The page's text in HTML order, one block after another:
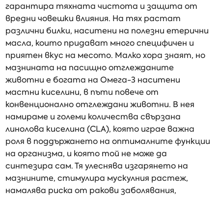
гарантира тяхната чистота и защита от
вредни човешки влияния. На тях растат
различни билки, наситени на полезни етерични
масла, които придават много специфичен и
приятен вкус на месото. Малко хора знаят, но
мазнината на пасищно отглежданите
животни е богата на Омега-3 наситени
мастни киселини, в пъти повече от
конвенционално отглеждани животни. В нея
намираме и големи количества свързана
линолова киселина (CLA), която играе важна
роля в поддържането на оптималните функции
на организма, и която той не може да
синтезира сам. Тя улеснява изгарянето на
мазнините, стимулира мускулния растеж,
намалява риска от ракови заболявания,